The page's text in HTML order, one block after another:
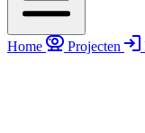
Home Projecten